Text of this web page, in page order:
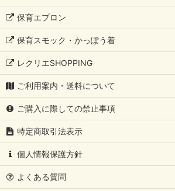
保育エプロン
保育スモック・かっぽう着
レクリエSHOPPING
ご利用案内・送料について
ご購入に際しての禁止事項
特定商取引法表示
個人情報保護方針
よくある質問